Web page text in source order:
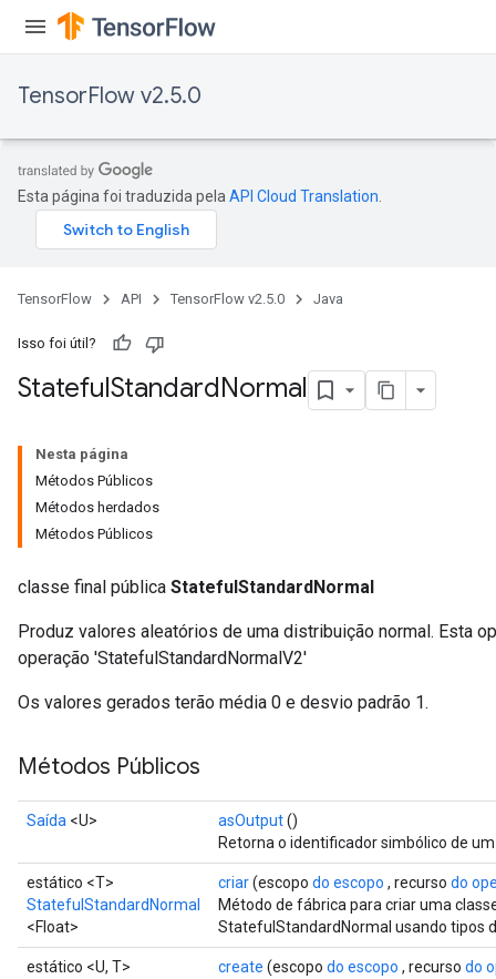
TensorFlow v2.5.0
Esta página foi traduzida pela API Cloud Translation
TensorFlow API TensorFlow v2.5.0 Java
Isso foi útil?
StatefulStandardNormal
Nesta página
Métodos Públicos
Métodos herdados
Métodos Públicos
classe final pública StatefulStandardNormal
Produz valores aleatórios de uma distribuição normal. Esta
operação 'StatefulStandardNormalV2'
Os valores gerados terão média 0 e desvio padrão 1.
Métodos Públicos
Saída <U> asOutput()
Retorna o identificador simbólico de
estático <T>
StatefulStandardNormal
<Float>
criar(escopo do escopo , recurso do
Método de fábrica para criar uma
StatefulStandardNormal usando tipos
estático <U, T>
create (escopo do escopo , recurso do